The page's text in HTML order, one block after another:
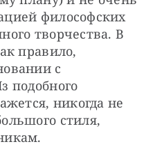
философских
творчества. В
правило,
с
подобного
никогда не
стиля,